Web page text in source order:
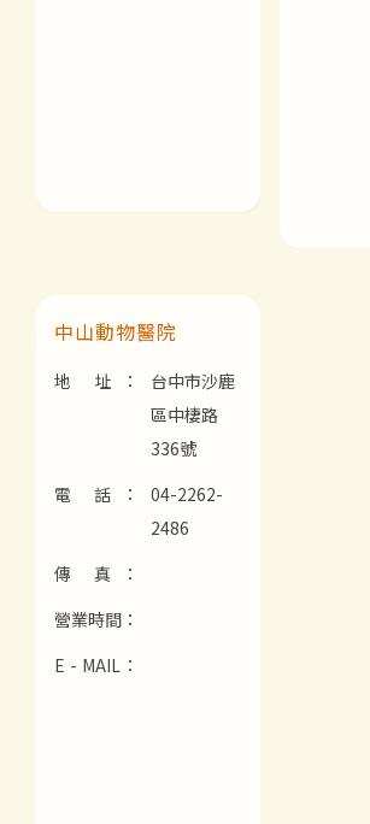
中山動物醫院
地 址：
台中市沙鹿
區中棲路
336號
電 話：
04-2262-
2486
傳 真：
營業時間：
E - MAIL：